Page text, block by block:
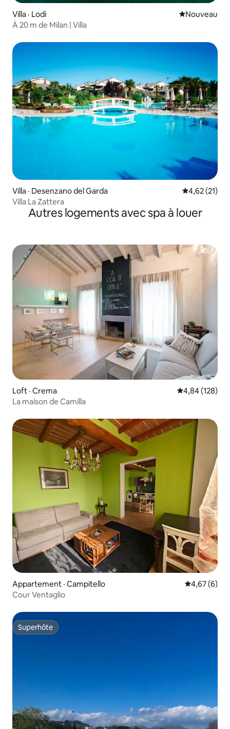
Villa · Lodi Nouvel
Nouveau
À 20 m de Milan | Villa
Villa · Desenzano del Garda Note
4,62 (21)
Villa La Zattera
Autres logements avec spa à louer
Loft · Crema Note
4,84 (128)
La maison de Camilla
Appartement · Campitello Note
4,67 (6)
Cour Ventaglio
Superhôte
Superhôte